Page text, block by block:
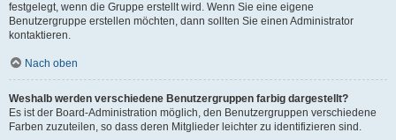
festgelegt, wenn die Gruppe erstellt wird. Wenn Sie eine eigene
Benutzergruppe erstellen möchten, dann sollten Sie einen Administrator
kontaktieren.
Nach oben
Weshalb werden verschiedene Benutzergruppen farbig dargestellt?
Es ist der Board-Administration möglich, den Benutzergruppen verschiedene
Farben zuzuteilen, so dass deren Mitglieder leichter zu identifizieren sind.